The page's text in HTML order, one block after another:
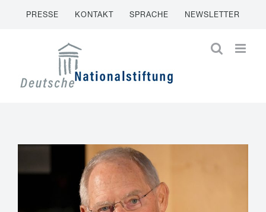
PRESSE KONTAKT SPRACHE NEWSLETTER